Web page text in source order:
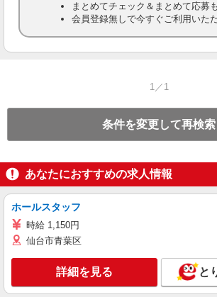
まとめてチェック＆まとめて応募
会員登録無しで今すぐご利用いた
1／1
条件を変更して再検索
あなたにおすすめの求人情報
ホールスタッフ
時給 1,150円
仙台市青葉区
詳細を見る と